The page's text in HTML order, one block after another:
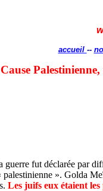
accueil --
fut déclarée par
palestinienne ». Golda
Les juifs eux étaient les